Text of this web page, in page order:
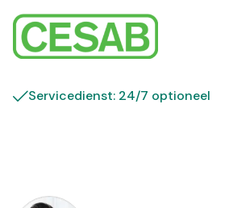
Servicedienst: 24/7 optioneel